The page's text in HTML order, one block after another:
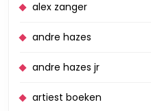
alex zanger
andre hazes
andre hazes jr
artiest boeken